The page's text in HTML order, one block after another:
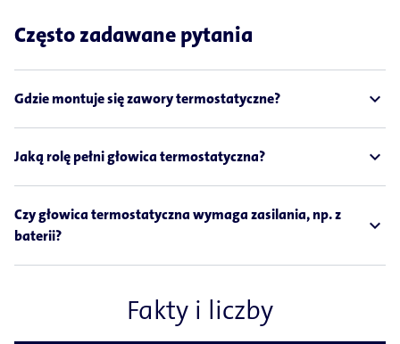
Często zadawane pytania
Gdzie montuje się zawory termostatyczne? expand_less
Jaką rolę pełni głowica termostatyczna? expand_less
Czy głowica termostatyczna wymaga zasilania, np. z
baterii?
expand_less
Fakty i liczby